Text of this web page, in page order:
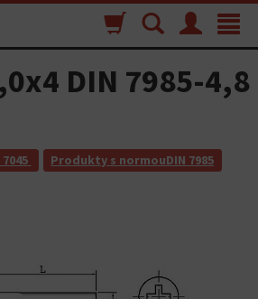
Toggle
Menu
Vyhľadávanie
Nákupný
košík
DIN 7985-4,8
Produkty s normouDIN 7985